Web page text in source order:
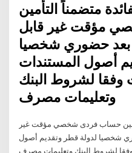
متضمناً التأمين
مؤقت غير قابل
بعد حضوري شخصيا
أصول المستندات
وفقا لشروط البنك
وتعليمات مصرف
حساب فردى شخصي مؤقت غير
شخصيا لدولة قطر وتقديم أصول